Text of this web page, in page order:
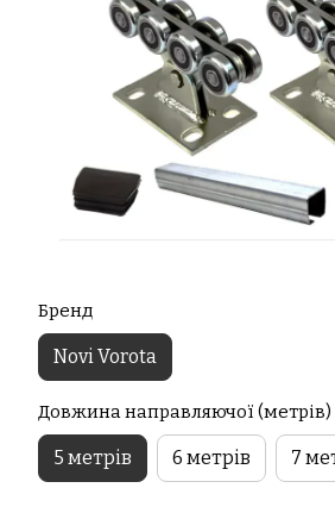
Бренд
Novi Vorota
Довжина направляючої (метрів)
5 метрів 6 метрів 7